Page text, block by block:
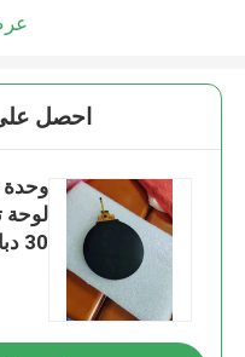
احصل
30 دبابيس MIPI 4LINE 800 C / D